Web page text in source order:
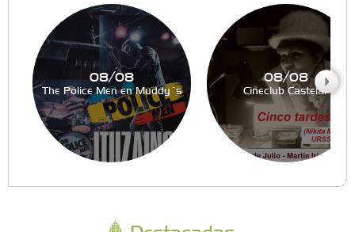
08/08
The Police Men en Muddy´s
08/08
Cineclub Castelar